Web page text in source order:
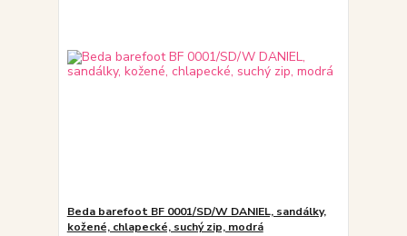
Beda barefoot BF 0001/SD/W DANIEL, sandálky,
kožené, chlapecké, suchý zip, modrá